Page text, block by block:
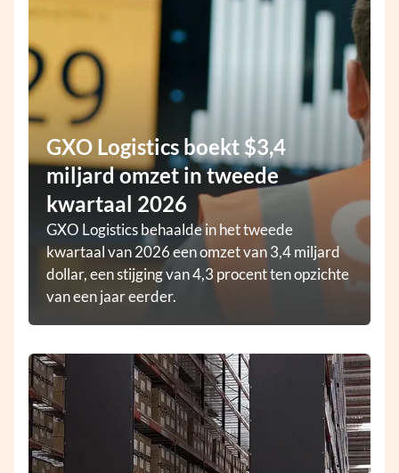
GXO Logistics boekt $3,4
miljard omzet in tweede
kwartaal 2026
GXO Logistics behaalde in het tweede
kwartaal van 2026 een omzet van 3,4 miljard
dollar, een stijging van 4,3 procent ten opzichte
van een jaar eerder.